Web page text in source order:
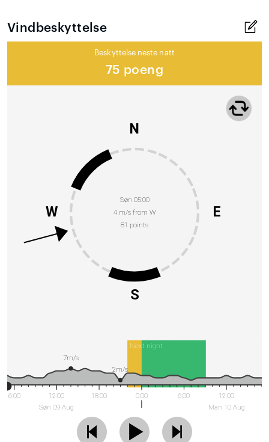
Vindbeskyttelse
Beskyttelse neste natt
75 poeng
Søn 05:00
4 m/s from W
81 points
N
E
S
W
Next night
6:00
12:00
Søn 09 Aug
18:00 0:00 6:00
12:00
Man 10 Aug
7m/s
2m/s